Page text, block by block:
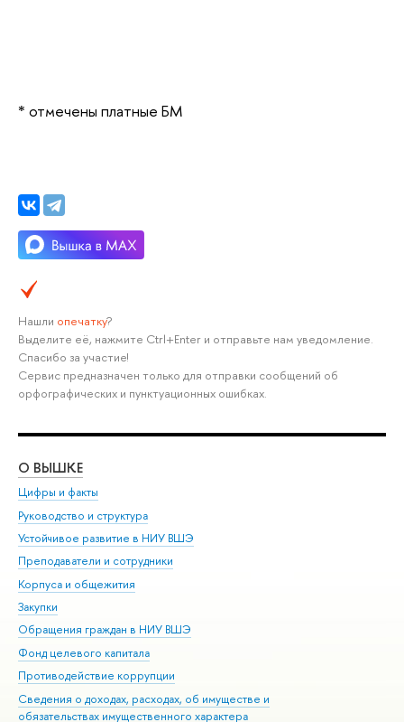
* отмечены платные БМ
Нашли опечатку?
Выделите её, нажмите Ctrl+Enter и отправьте нам уведомление.
Спасибо за участие!
Сервис предназначен только для отправки сообщений об
орфографических и пунктуационных ошибках.
О ВЫШКЕ
Цифры и факты
Руководство и структура
Устойчивое развитие в НИУ ВШЭ
Преподаватели и сотрудники
Корпуса и общежития
Закупки
Обращения граждан в НИУ ВШЭ
Фонд целевого капитала
Противодействие коррупции
Сведения о доходах, расходах, об имуществе и
обязательствах имущественного характера